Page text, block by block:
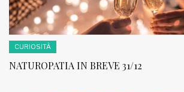
CURIOSITÀ
NATUROPATIA IN BREVE 31/12